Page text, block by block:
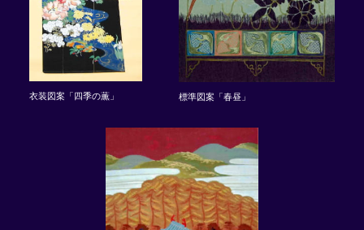
衣装図案「四季の薫」 標準図案「春昼」